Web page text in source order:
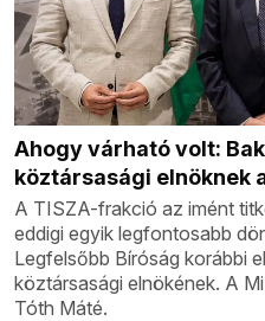
Ahogy várható volt:
köztársasági elnöknek
A TISZA-frakció az imént
eddigi egyik legfontosabb
Legfelsőbb Bíróság korábbi
köztársasági elnökének. A
Tóth Máté.